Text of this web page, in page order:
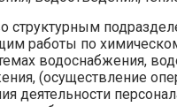
структурным
работы по
водоснабжения,
(осуществление
деятельности